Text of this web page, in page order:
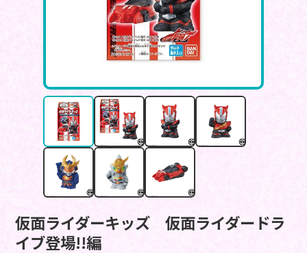
仮面ライダーキッズ 仮面ライダードラ
イブ登場!!編